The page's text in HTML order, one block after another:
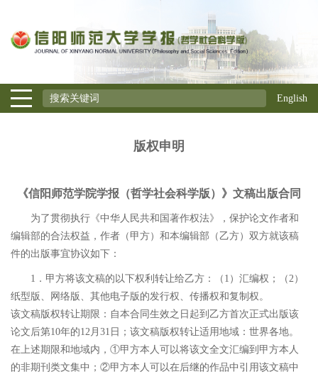
English
版权申明
《信阳师范学院学报（哲学社会科学版）》文稿出版合同
为了贯彻执行《中华人民共和国著作权法》，保护论文作者和
编辑部的合法权益，作者（甲方）和本编辑部（乙方）双方就该稿
件的出版事宜协议如下：
1．甲方将该文稿的以下权利转让给乙方：（1）汇编权；（2）
纸型版、网络版、其他电子版的发行权、传播权和复制权。
该文稿版权转让期限：自本合同生效之日起到乙方首次正式出版该
论文后第10年的12月31日；该文稿版权转让适用地域：世界各地。
在上述期限和地域内，①甲方本人可以将该文全文汇编到甲方本人
的非期刊类文集中；②甲方本人可以在后继的作品中引用该文稿中